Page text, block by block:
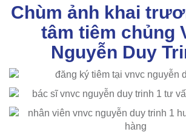
Chùm ảnh khai
tâm tiêm chủng
Nguyễn Duy